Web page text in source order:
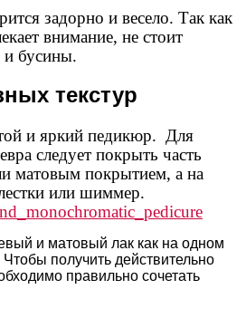
задорно и весело. Так как
внимание, не стоит
и бусины.
текстур
и яркий педикюр. Для
следует покрыть часть
матовым покрытием, а на
или шиммер.
и матовый лак как на одном
Чтобы получить действительно
правильно сочетать